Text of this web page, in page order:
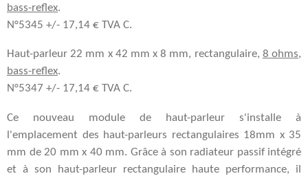
bass-reflex.
N°5345 +/- 17,14 € TVA C.
Haut-parleur 22 mm x 42 mm x 8 mm, rectangulaire, 8 ohms,
bass-reflex.
N°5347 +/- 17,14 € TVA C.
Ce nouveau module de haut-parleur s'installe à
l'emplacement des haut-parleurs rectangulaires 18mm x 35
mm de 20 mm x 40 mm. Grâce à son radiateur passif intégré
et à son haut-parleur rectangulaire haute performance, il